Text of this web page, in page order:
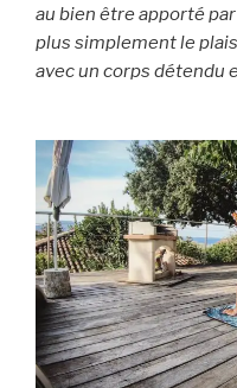
au bien être apporté
plus simplement le
avec un corps détendu